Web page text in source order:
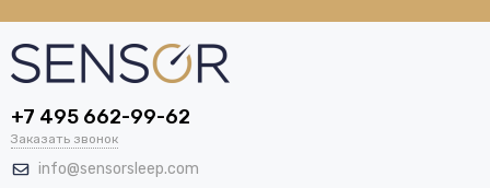
+7 495 662-99-62
Заказать звонок
info@sensorsleep.com